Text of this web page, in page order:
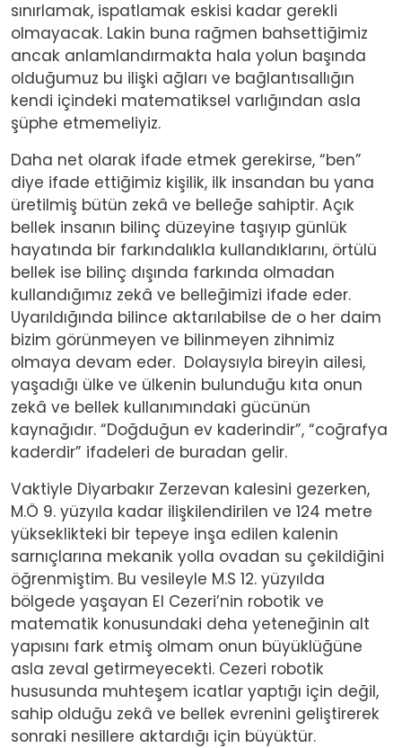
sınırlamak, ispatlamak eskisi kadar gerekli
olmayacak. Lakin buna rağmen bahsettiğimiz
ancak anlamlandırmakta hala yolun başında
olduğumuz bu ilişki ağları ve bağlantısallığın
kendi içindeki matematiksel varlığından asla
şüphe etmemeliyiz.
Daha net olarak ifade etmek gerekirse, “ben”
diye ifade ettiğimiz kişilik, ilk insandan bu yana
üretilmiş bütün zekâ ve belleğe sahiptir. Açık
bellek insanın bilinç düzeyine taşıyıp günlük
hayatında bir farkındalıkla kullandıklarını, örtülü
bellek ise bilinç dışında farkında olmadan
kullandığımız zekâ ve belleğimizi ifade eder.
Uyarıldığında bilince aktarılabilse de o her daim
bizim görünmeyen ve bilinmeyen zihnimiz
olmaya devam eder. Dolaysıyla bireyin ailesi,
yaşadığı ülke ve ülkenin bulunduğu kıta onun
zekâ ve bellek kullanımındaki gücünün
kaynağıdır. “Doğduğun ev kaderindir”, “coğrafya
kaderdir” ifadeleri de buradan gelir.
Vaktiyle Diyarbakır Zerzevan kalesini gezerken,
M.Ö 9. yüzyıla kadar ilişkilendirilen ve 124 metre
yükseklikteki bir tepeye inşa edilen kalenin
sarnıçlarına mekanik yolla ovadan su çekildiğini
öğrenmiştim. Bu vesileyle M.S 12. yüzyılda
bölgede yaşayan El Cezeri’nin robotik ve
matematik konusundaki deha yeteneğinin alt
yapısını fark etmiş olmam onun büyüklüğüne
asla zeval getirmeyecekti. Cezeri robotik
hususunda muhteşem icatlar yaptığı için değil,
sahip olduğu zekâ ve bellek evrenini geliştirerek
sonraki nesillere aktardığı için büyüktür.